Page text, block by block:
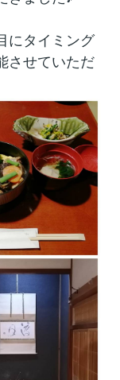
にタイミング
させていただ